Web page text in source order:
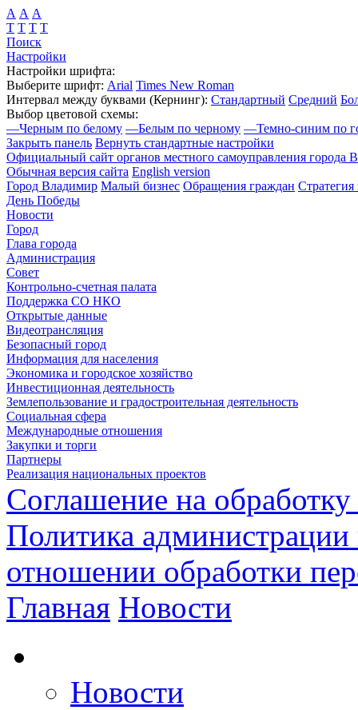
А А А
Т Т Т Т
Поиск
Настройки
Настройки шрифта:
Выберите шрифт: Arial Times New Roman
Интервал между буквами (Кернинг): Стандартный Средний
Выбор цветовой схемы:
—Черным по белому —Белым по черному —Темно-синим по
Закрыть панель Вернуть стандартные настройки
Официальный сайт органов местного самоуправления города
Обычная версия сайта English version
Город Владимир Малый бизнес Обращения граждан Стратегия
День Победы
Новости
Город
Глава города
Администрация
Совет
Контрольно-счетная палата
Поддержка СО НКО
Открытые данные
Видеотрансляция
Безопасный город
Информация для населения
Экономика и городское хозяйство
Инвестиционная деятельность
Землепользование и градостроительная деятельность
Социальная сфера
Международные отношения
Закупки и торги
Партнеры
Реализация национальных проектов
Соглашение на
Политика
отношении обработки
Главная Новости
Новости